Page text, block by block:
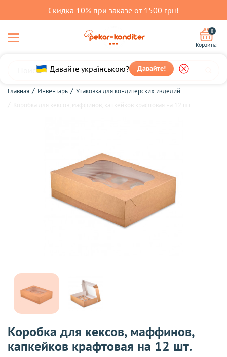
Скидка 10% при заказе от 1500 грн!
Давайте українською? Давайте!
0
Корзина
Главная Инвентарь
Упаковка для кондитерских изделий
Коробка для кексов, маффинов,
капкейков крафтовая на 12 шт.